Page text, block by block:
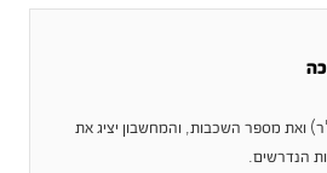
ואת מספר השכבות, והמחשבון יציג את
הנדרשים.